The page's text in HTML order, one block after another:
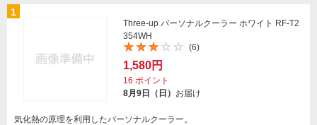
1
Three-up パーソナルクーラー ホワイト RF-T2
354WH
(6)
1,580円
16 ポイント
8月9日（日） お届け
気化熱の原理を利用したパーソナルクーラー。